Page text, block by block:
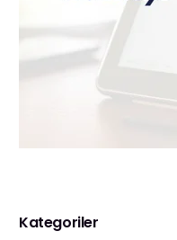
Kategoriler